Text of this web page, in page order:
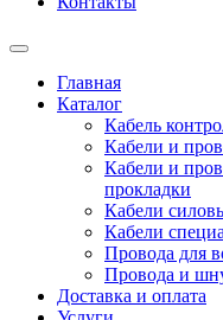
Главная
Каталог
Кабель
Кабели и
Кабели и
прокладки
Кабели
Кабели
Провода для
Провода и
Доставка и оплата